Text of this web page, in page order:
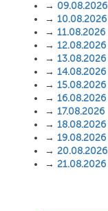
→ 09.08.2026
→ 10.08.2026
→ 11.08.2026
→ 12.08.2026
→ 13.08.2026
→ 14.08.2026
→ 15.08.2026
→ 16.08.2026
→ 17.08.2026
→ 18.08.2026
→ 19.08.2026
→ 20.08.2026
→ 21.08.2026